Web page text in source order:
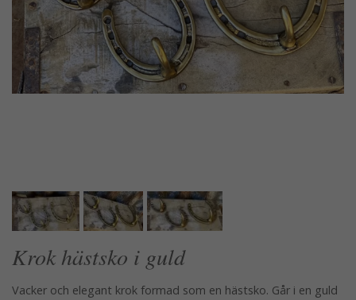
Krok hästsko i guld
Vacker och elegant krok formad som en hästsko. Går i en guld